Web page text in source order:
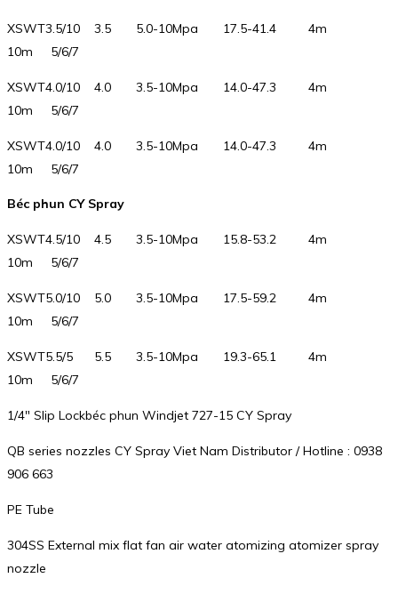
XSWT3.5/10 3.5 5.0-10Mpa 17.5-41.4 4m
10m 5/6/7
XSWT4.0/10 4.0 3.5-10Mpa 14.0-47.3 4m
10m 5/6/7
XSWT4.0/10 4.0 3.5-10Mpa 14.0-47.3 4m
10m 5/6/7
Béc phun CY Spray
XSWT4.5/10 4.5 3.5-10Mpa 15.8-53.2 4m
10m 5/6/7
XSWT5.0/10 5.0 3.5-10Mpa 17.5-59.2 4m
10m 5/6/7
XSWT5.5/5 5.5 3.5-10Mpa 19.3-65.1 4m
10m 5/6/7
1/4″ Slip Lockbéc phun Windjet 727-15 CY Spray
QB series nozzles CY Spray Viet Nam Distributor / Hotline : 0938
906 663
PE Tube
304SS External mix flat fan air water atomizing atomizer spray
nozzle